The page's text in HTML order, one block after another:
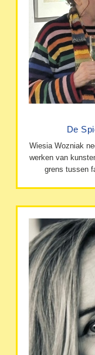
De
Wiesia Wozniak
werken van
grens tussen